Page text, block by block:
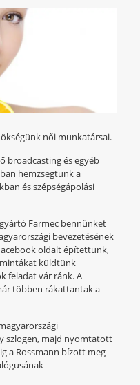
női munkatársai.
broadcasting és egyéb
hemzsegtünk a
és szépségápolási
Farmec bennünket
bevezetésének
oldalt építettünk,
küldtünk
feladat vár ránk. A
többen rákattantak a
szlogen, majd nyomtatott
a Rossmann bízott meg